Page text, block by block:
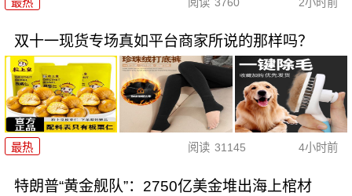
双十一现货专场真如平台商家所说的那样吗？
最热 阅读 31145 4小时前
特朗普“黄金舰队”：2750亿美金堆出海上棺材